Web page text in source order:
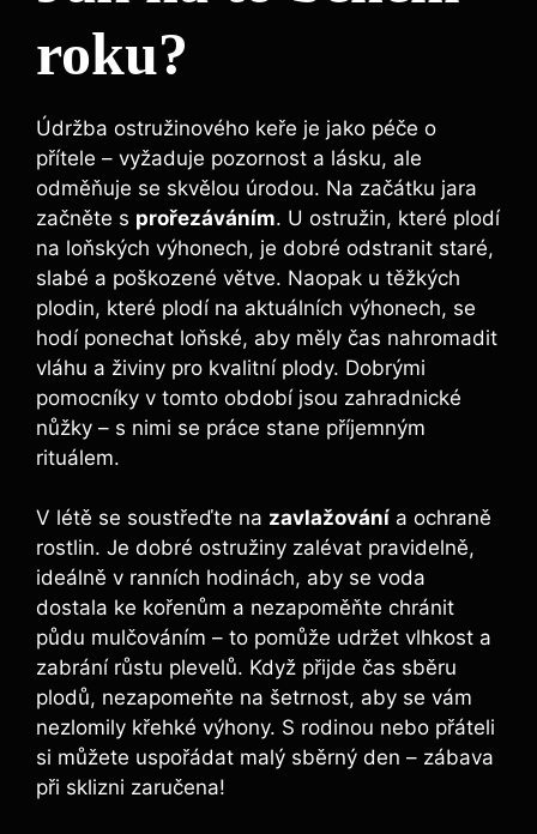
roku?
Údržba ostružinového keře je jako péče o
přítele – vyžaduje pozornost a lásku, ale
odměňuje se skvělou úrodou. Na začátku jara
začněte s prořezáváním. U ostružin, které plodí
na loňských výhonech, je dobré odstranit staré,
slabé a poškozené větve. Naopak u těžkých
plodin, které plodí na aktuálních výhonech, se
hodí ponechat loňské, aby měly čas nahromadit
vláhu a živiny pro kvalitní plody. Dobrými
pomocníky v tomto období jsou zahradnické
nůžky – s nimi se práce stane příjemným
rituálem.
V létě se soustřeďte na zavlažování a ochraně
rostlin. Je dobré ostružiny zalévat pravidelně,
ideálně v ranních hodinách, aby se voda
dostala ke kořenům a nezapoměňte chránit
půdu mulčováním – to pomůže udržet vlhkost a
zabrání růstu plevelů. Když přijde čas sběru
plodů, nezapomeňte na šetrnost, aby se vám
nezlomily křehké výhony. S rodinou nebo přáteli
si můžete uspořádat malý sběrný den – zábava
při sklizni zaručena!